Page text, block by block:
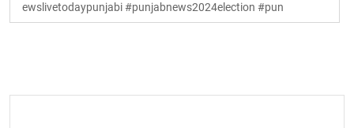
ewslivetodaypunjabi #punjabnews2024election #pun